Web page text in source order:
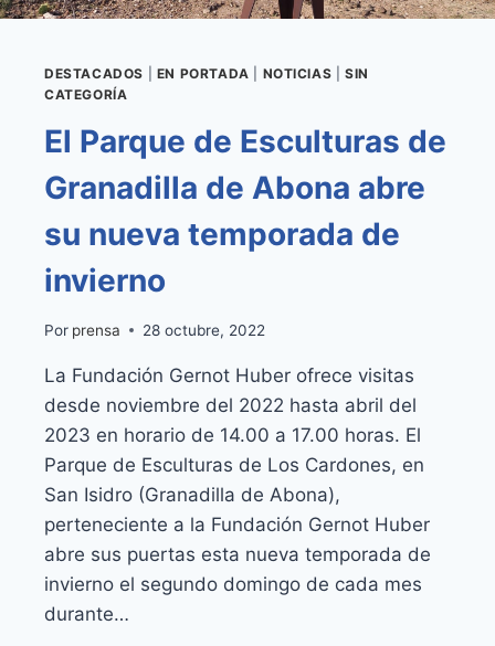
LA
DESTACADOS EN PORTADA NOTICIAS |SIN
CATEGORÍA
El Parque de Esculturas de
Granadilla de Abona abre
su nueva temporada de
invierno
Por prensa 28 octubre, 2022
La Fundación Gernot Huber ofrece visitas
desde noviembre del 2022 hasta abril del
2023 en horario de 14.00 a 17.00 horas. El
Parque de Esculturas de Los Cardones, en
San Isidro (Granadilla de Abona),
perteneciente a la Fundación Gernot Huber
abre sus puertas esta nueva temporada de
invierno el segundo domingo de cada mes
durante…